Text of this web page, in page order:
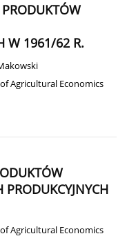
W 1961/62 R.
Agricultural Economics
Agricultural Economics